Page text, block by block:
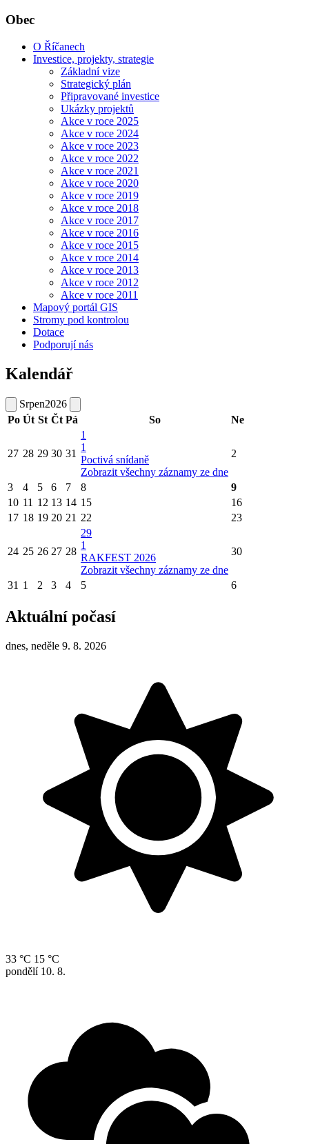
Obec
O Říčanech
Investice, projekty, strategie
Základní vize
Strategický plán
Připravované investice
Ukázky projektů
Akce v roce 2025
Akce v roce 2024
Akce v roce 2023
Akce v roce 2022
Akce v roce 2021
Akce v roce 2020
Akce v roce 2019
Akce v roce 2018
Akce v roce 2017
Akce v roce 2016
Akce v roce 2015
Akce v roce 2014
Akce v roce 2013
Akce v roce 2012
Akce v roce 2011
Mapový portál GIS
Stromy pod kontrolou
Dotace
Podporují nás
Kalendář
Srpen2026
Po Út St Čt Pá So Ne
27 28 29 30 31
1
1
Poctivá snídaně
Zobrazit všechny záznamy ze dne
2
3 4 5 6 7 8
9
10 11 12 13 14 15
16
17 18 19 20 21 22 23
24 25 26 27 28
29
1
RAKFEST 2026
Zobrazit všechny záznamy ze dne
30
31 1 2 3 4 5 6
Aktuální počasí
dnes, neděle 9. 8. 2026
33 °C 15 °C
pondělí 10. 8.